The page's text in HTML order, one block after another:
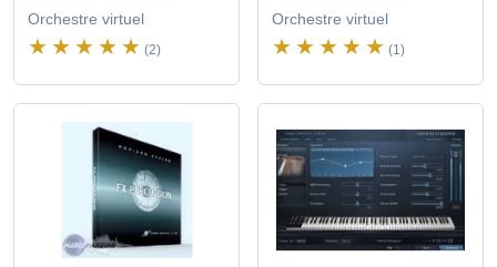
Orchestre virtuel
(2)
Orchestre virtuel
(1)